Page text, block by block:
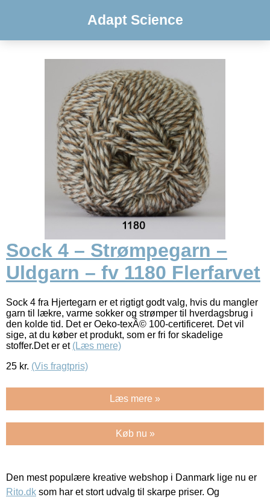
Adapt Science
Sock 4 – Strømpegarn –
Uldgarn – fv 1180 Flerfarvet
Sock 4 fra Hjertegarn er et rigtigt godt valg, hvis du mangler
garn til lækre, varme sokker og strømper til hverdagsbrug i
den kolde tid. Det er Oeko-texÂ© 100-certificeret. Det vil
sige, at du køber et produkt, som er fri for skadelige
stoffer.Det er et (Læs mere)
25 kr. (Vis fragtpris)
Læs mere »
Køb nu »
Den mest populære kreative webshop i Danmark lige nu er
Rito.dk som har et stort udvalg til skarpe priser. Og